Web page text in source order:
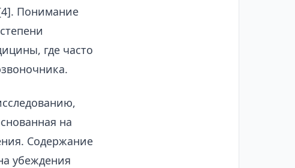
Понимание
где часто
на
Содержание
убеждения